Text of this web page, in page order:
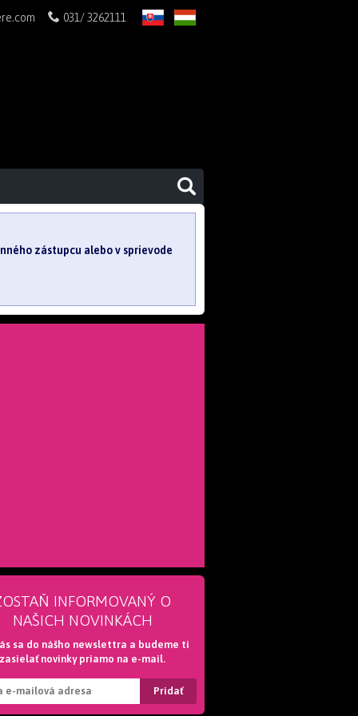
031/ 3262111
zástupcu alebo v sprievode
INFORMOVANÝ O
NAŠICH NOVINKÁCH
sa do nášho newslettra a budeme ti
zasielať novinky priamo na e-mail.